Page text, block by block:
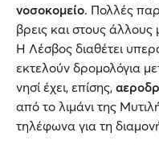
νοσοκομείο. Πολλές
βρεις και στους άλλους
Η Λέσβος διαθέτει
εκτελούν δρομολόγια
νησί έχει, επίσης,
από το λιμάνι της
τηλέφωνα για τη